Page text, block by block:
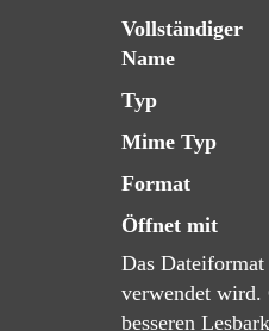
Vollständiger
Name
Typ
Mime Typ
Format
Öffnet mit
Das
verwendet wird.
besseren